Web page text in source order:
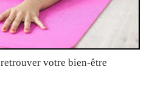
votre bien-être